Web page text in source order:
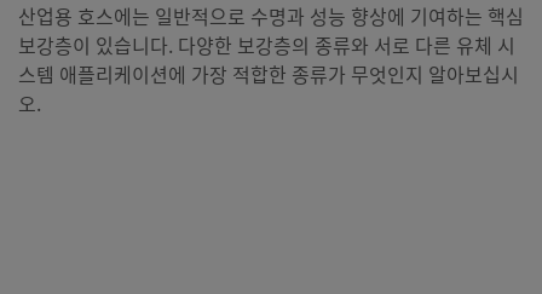
산업용 호스에는 일반적으로 수명과 성능 향상에 기여하는 핵심
보강층이 있습니다. 다양한 보강층의 종류와 서로 다른 유체 시
스템 애플리케이션에 가장 적합한 종류가 무엇인지 알아보십시
오.